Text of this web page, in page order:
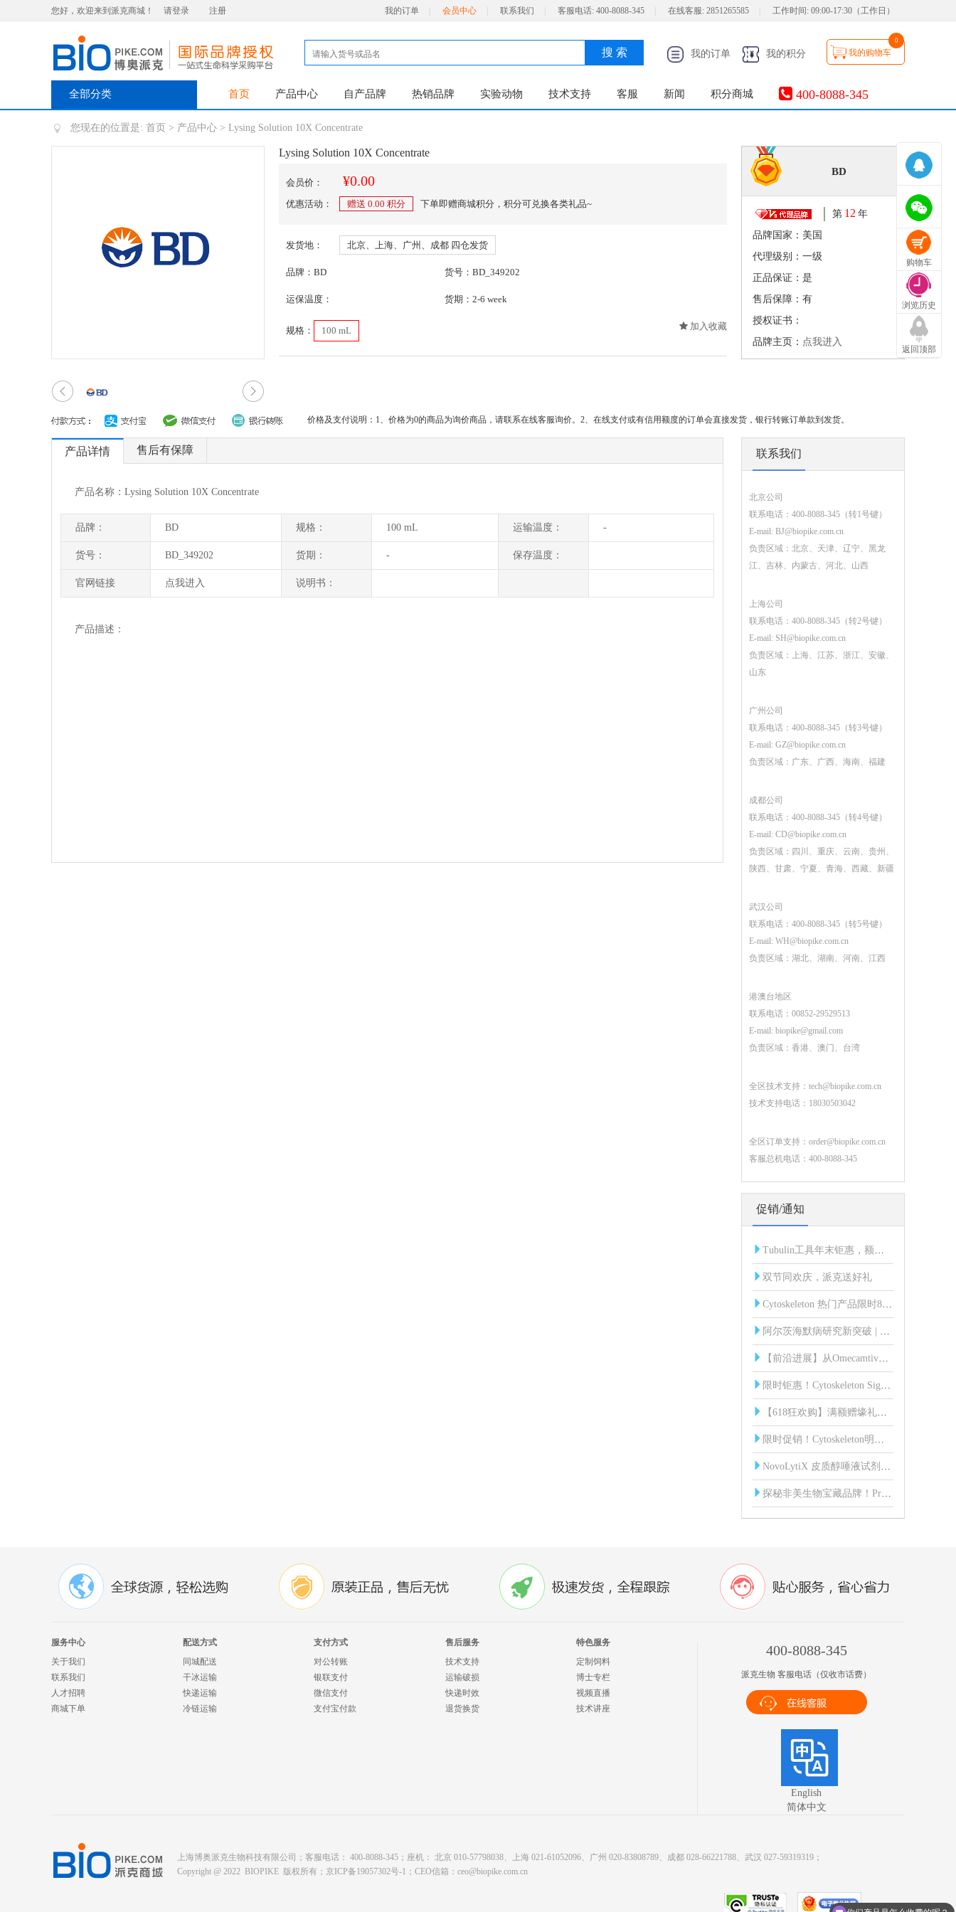
您好，欢迎来到派克商城！ 请登录 注册 我的订单 会员中心 联系我们 客服电话: 400-8088-345 在线客服: 2851265585 工作时间: 09:00-17:30（工作日）
搜 索 我的订单 我的积分 我的购物车
0
全部分类 首页 产品中心 自产品牌 热销品牌 实验动物 技术支持 客服 新闻 积分商城 400-8088-345
您现在的位置是: 首页 > 产品中心 > Lysing Solution 10X Concentrate
Lysing Solution 10X Concentrate
会员价： ¥0.00
优惠活动： 赠送 0.00 积分 下单即赠商城积分，积分可兑换各类礼品~
发货地： 北京、上海、广州、成都 四仓发货
品牌：BD 货号：BD_349202
运保温度： 货期：2-6 week
加入收藏
规格： 100 mL
BD
第 12 年
品牌国家：美国
代理级别：一级
正品保证：是
售后保障：有
授权证书：
品牌主页： 点我进入
价格及支付说明：1、价格为0的商品为询价商品，请联系在线客服询价。2、在线支付或有信用额度的订单会直接发货，银行转账订单款到发货。
产品详情 售后有保障
产品名称：Lysing Solution 10X Concentrate
品牌： BD 规格： 100 mL 运输温度： -
货号： BD_349202 货期： - 保存温度：
官网链接 点我进入 说明书：
产品描述：
联系我们
北京公司
联系电话：400-8088-345（转1号键）
E-mail: BJ@biopike.com.cn
负责区域：北京、天津、辽宁、黑龙
江、吉林、内蒙古、河北、山西
上海公司
联系电话：400-8088-345（转2号键）
E-mail: SH@biopike.com.cn
负责区域：上海、江苏、浙江、安徽、
山东
广州公司
联系电话：400-8088-345（转3号键）
E-mail: GZ@biopike.com.cn
负责区域：广东、广西、海南、福建
成都公司
联系电话：400-8088-345（转4号键）
E-mail: CD@biopike.com.cn
负责区域：四川、重庆、云南、贵州、
陕西、甘肃、宁夏、青海、西藏、新疆
武汉公司
联系电话：400-8088-345（转5号键）
E-mail: WH@biopike.com.cn
负责区域：湖北、湖南、河南、江西
港澳台地区
联系电话：00852-29529513
E-mail: biopike@gmail.com
负责区域：香港、澳门、台湾
全区技术支持： tech@biopike.com.cn
技术支持电话：18030503042
全区订单支持： order@biopike.com.cn
客服总机电话：400-8088-345
促销/通知
Tubulin工具年末钜惠，额外折扣限时开启！
双节同欢庆，派克送好礼
Cytoskeleton 热门产品限时85折！
阿尔茨海默病研究新突破 | 血液中脑源性Tau蛋白（BD-Tau）发光免疫分析试剂盒
【前沿进展】从Omecamtiv到Mavacamten：肌节靶向药物研发突破与Cytoskeleton核心工具
限时钜惠！Cytoskeleton Signal-Seeker 全线产品85折起！
【618狂欢购】满额赠壕礼，惊喜享不停！
限时促销！Cytoskeleton明星产品直降15%，助您科研加速！
NovoLytiX 皮质醇唾液试剂盒：科研新利器，精准助力实验研究！
探秘非美生物宝藏品牌！ProSpecbio：蛋白界的 “六边形战士” 来袭
服务中心
关于我们
联系我们
人才招聘
商城下单
配送方式
同城配送
干冰运输
快递运输
冷链运输
支付方式
对公转账
银联支付
微信支付
支付宝付款
售后服务
技术支持
运输破损
快递时效
退货换货
特色服务
定制饲料
博士专栏
视频直播
技术讲座
400-8088-345
派克生物 客服电话（仅收市话费）
English
简体中文
上海博奥派克生物科技有限公司；客服电话： 400-8088-345；座机： 北京 010-57798038、上海 021-61052096、广州 020-83808789、成都 028-66221788、武汉 027-59319319；
Copyright @ 2022 BIOPIKE 版权所有； 京ICP备19057302号-1 ；CEO信箱： ceo@biopike.com.cn
购物车
浏览历史
返回顶部